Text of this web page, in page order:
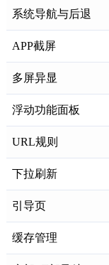
系统导航与后退
APP截屏
多屏异显
浮动功能面板
URL规则
下拉刷新
引导页
缓存管理